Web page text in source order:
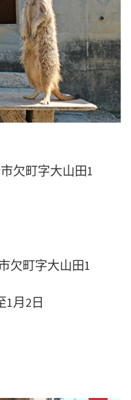
欠町字大山田1
欠町字大山田1
1月2日